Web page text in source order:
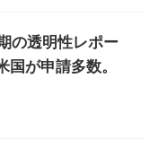
の透明性レポー
国が申請多数。